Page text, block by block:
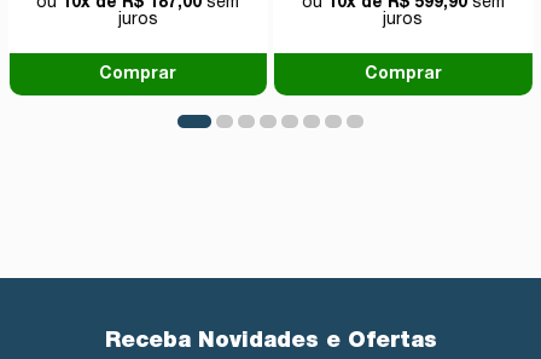
juros
Comprar
juros
Comprar
Receba Novidades e Ofertas